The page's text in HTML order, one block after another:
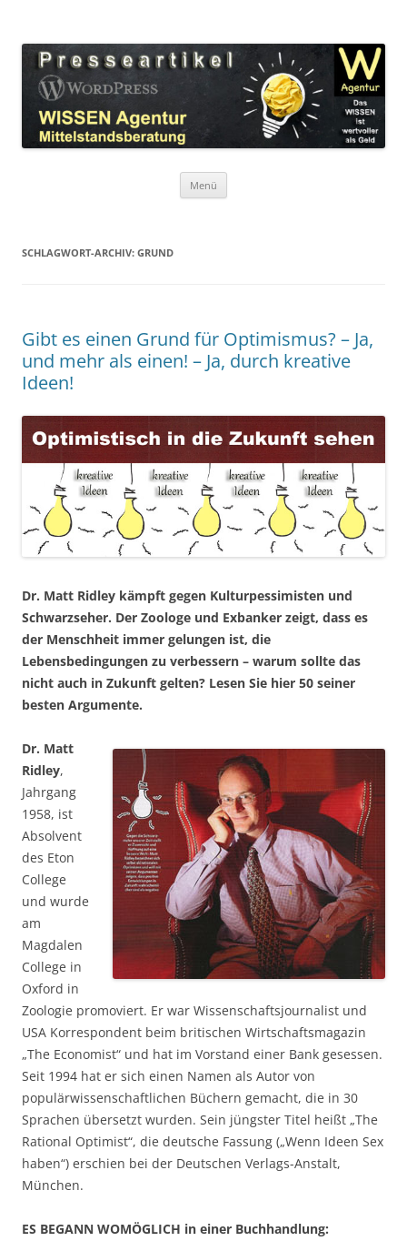
Agentur
Menü
SCHLAGWORT-ARCHIV: GRUND
Gibt es einen Grund für Optimismus? – Ja,
und mehr als einen! – Ja, durch kreative
Ideen!
Dr. Matt Ridley kämpft gegen Kulturpessimisten und
Schwarzseher. Der Zoologe und Exbanker zeigt, dass es
der Menschheit immer gelungen ist, die
Lebensbedingungen zu verbessern – warum sollte das
nicht auch in Zukunft gelten? Lesen Sie hier 50 seiner
besten Argumente.
Dr. Matt
Ridley,
Jahrgang
1958, ist
Absolvent
des Eton
College
und wurde
am
Magdalen
College in
Oxford in
Zoologie promoviert. Er war Wissenschaftsjournalist und
USA­ Korrespondent beim britischen Wirtschaftsmagazin
„The Economist“ und hat im Vorstand einer Bank gesessen.
Seit 1994 hat er sich einen Namen als Autor von
populärwissenschaftlichen Büchern gemacht, die in 30
Sprachen übersetzt wurden. Sein jüngster Titel heißt „The
Rational Optimist“, die deutsche Fassung („Wenn Ideen Sex
haben“) erschien bei der Deutschen Verlags-Anstalt,
München.
ES BEGANN WOMÖGLICH in einer Buchhandlung: